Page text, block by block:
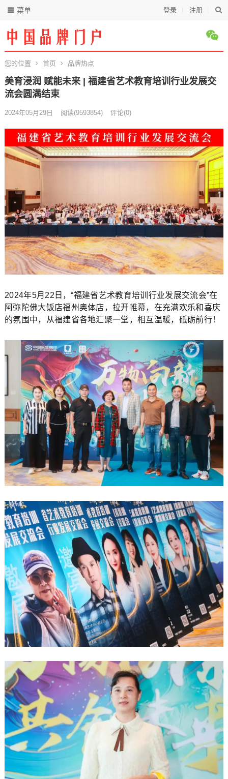
登录 注册
菜单
您的位置 首页 品牌热点
美育浸润 赋能未来 | 福建省艺术教育培训行业发展交
流会圆满结束
2024年05月29日 阅读(9593854) 评论(0)
2024年5月22日，“福建省艺术教育培训行业发展交流会”在
阿弥陀佛大饭店福州奥体店，拉开帷幕，在充满欢乐和喜庆
的氛围中，从福建省各地汇聚一堂，相互温暖，砥砺前行！